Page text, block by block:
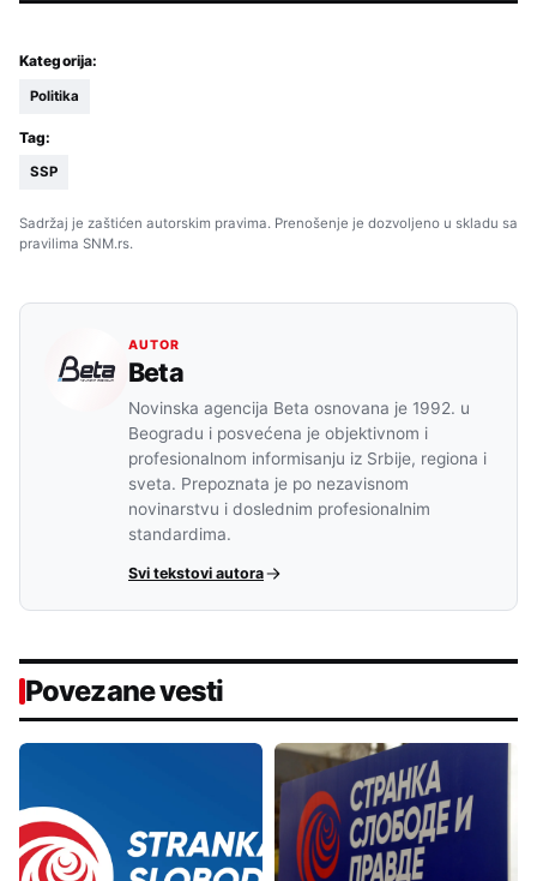
Kategorija:
Politika
Tag:
SSP
Sadržaj je zaštićen autorskim pravima. Prenošenje je dozvoljeno u skladu sa
pravilima SNM.rs.
AUTOR
Beta
Novinska agencija Beta osnovana je 1992. u
Beogradu i posvećena je objektivnom i
profesionalnom informisanju iz Srbije, regiona i
sveta. Prepoznata je po nezavisnom
novinarstvu i doslednim profesionalnim
standardima.
Svi tekstovi autora
Povezane vesti